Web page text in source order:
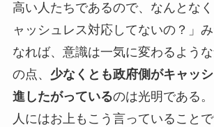
高い人たちであるので、なんとな
ャッシュレス対応してないの？」
なれば、意識は一気に変わるよう
の点、 少なくとも政府側がキャッ
進したがっているのは光明である
人にはお上もこう言っていること